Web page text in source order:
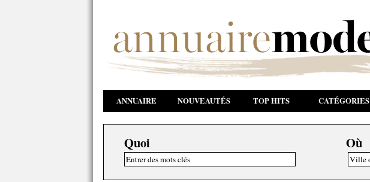
ANNUAIRE NOUVEAUTÉS TOP HITS CATÉGORIES
Quoi Où